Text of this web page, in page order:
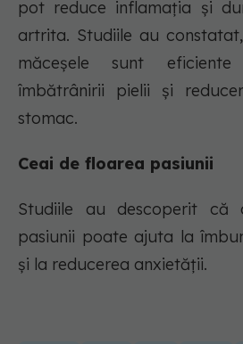
pot reduce inflamația și
artrita. Studiile au
măceșele sunt
îmbătrânirii pielii și
stomac.
Ceai de floarea pasiunii
Studiile au descoperit că
pasiunii poate ajuta la
și la reducerea anxietății.